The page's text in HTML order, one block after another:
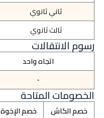
ثاني ثانوي
ثالث ثانوي
رسوم الانتقالات
اتجاه واحد
-
الخصومات المتاحة
خصم الكاش خصم الإخوة